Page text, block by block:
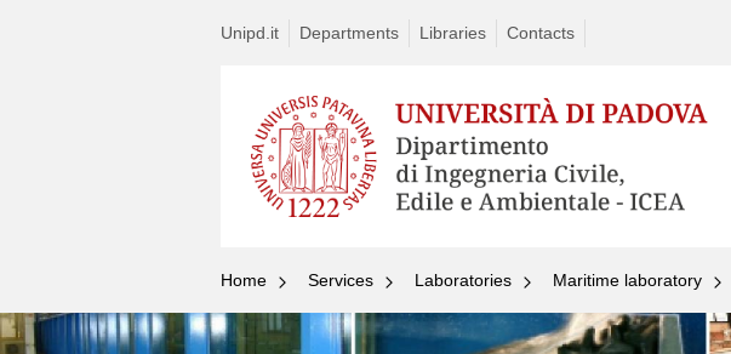
Unipd.it Departments Libraries Contacts
Home Services Laboratories Maritime laboratory
Skip